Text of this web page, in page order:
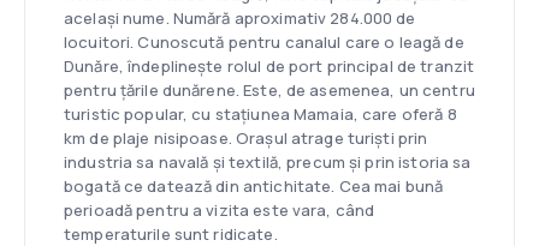
același nume. Numără aproximativ 284.000 de
locuitori. Cunoscută pentru canalul care o leagă de
Dunăre, îndeplinește rolul de port principal de tranzit
pentru țările dunărene. Este, de asemenea, un centru
turistic popular, cu stațiunea Mamaia, care oferă 8
km de plaje nisipoase. Orașul atrage turiști prin
industria sa navală și textilă, precum și prin istoria sa
bogată ce datează din antichitate. Cea mai bună
perioadă pentru a vizita este vara, când
temperaturile sunt ridicate.